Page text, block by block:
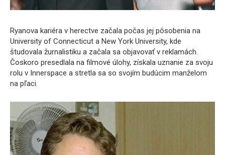
Ryanova kariéra v herectve začala počas jej pôsobenia na
University of Connecticut a New York University, kde
študovala žurnalistiku a začala sa objavovať v reklamách.
Čoskoro presedlala na filmové úlohy, získala uznanie za svoju
rolu v Innerspace a stretla sa so svojím budúcim manželom
na pľaci.